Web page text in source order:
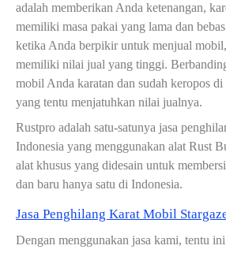
adalah memberikan Anda ketenangan,
memiliki masa pakai yang lama dan
ketika Anda berpikir untuk menjual
memiliki nilai jual yang tinggi.
mobil Anda karatan dan sudah keropos
yang tentu menjatuhkan nilai jualnya.
Rustpro adalah satu-satunya jasa
Indonesia yang menggunakan alat Rust
alat khusus yang didesain untuk
dan baru hanya satu di Indonesia.
Jasa Penghilang Karat Mobil
Dengan menggunakan jasa kami, tentu